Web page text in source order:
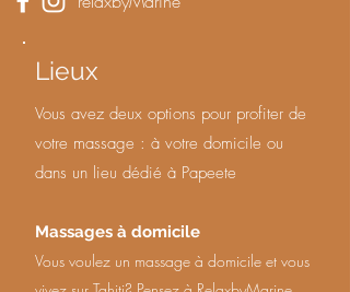
Lieux
Vous avez deux options pour profiter de
votre massage : à votre domicile ou
dans un lieu dédié à Papeete
Massages à domicile
Vous voulez un massage à domicile et vous